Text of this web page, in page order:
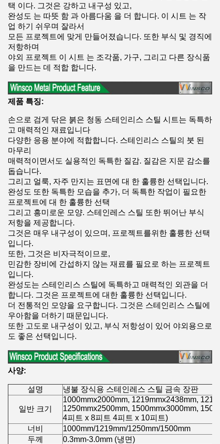
택 이다. 그것은 강하고 내구성 있고,
완성도 는 따뜻 함 과 아름다움 을 더 합니다. 이 시트 는 작
업 하기 쉬우며 잘라서
모든 프로젝트에 맞게 만들어졌습니다. 또한 부식 및 경직에
저항하며
야외 프로젝트 이 시트 는 조각품, 가구, 그리고 다른 장식품
을 만드는 데 적합 합니다.
제품 특징:
손으로 검게 닦은 붉은 청동 스테인리스 스틸 시트는 독특하
고 매력적인 재료입니다
다양한 응용 분야에 적합합니다. 스테인리스 스틸의 붓 된
마무리
매력적이면서도 실용적인 독특한 질감. 질감은 지문 감소를
돕습니다.
그리고 얼룩, 자주 만지는 표면에 대 한 훌륭한 선택입니다.
완성도 또한 독특한 모습을 추가, 더 독특한 작업이 필요한
프로젝트에 대 한 훌륭한 선택
그리고 흥미로운 모양. 스테인레스 스틸 또한 뛰어난 부식
저항을 제공합니다.
그것은 매우 내구성이 있으며, 프로젝트를위한 훌륭한 선택
입니다.
또한, 그것은 비자극적이므로,
민감한 장비에 간섭하지 않는 재료를 필요로 하는 프로젝트
입니다.
완성도는 스테인리스 스틸에 독특하고 매력적인 외관을 더
합니다. 그것은 프로젝트에 대한 훌륭한 선택입니다.
더 전통적인 모양을 요구합니다. 그것은 스테인리스 스틸에
우아함을 더하기 때문입니다.
또한 고도로 내구성이 있고, 부식 저항성이 있어 야외용으로
도 좋은 선택입니다.
사양:
설명 냉불 장식용 스테인레스 스틸 금속 장판
일반 크기
1000mmx2000mm, 1219mmx2438mm,
1250mmx2500mm, 1500mmx3000mm,
4피트 x 8피트 4피트 x 10피트)
너비
1000mm/1219mm/1250mm/1500mm
두께
0.3mm-3.0mm (냉면)